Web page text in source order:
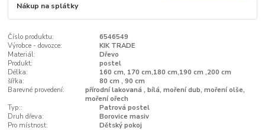
Nákup na splátky
Číslo produktu:
6546549
Výrobce - dovozce:
KIK TRADE
Materiál:
Dřevo
Produkt:
postel
Délka:
160 cm, 170 cm,180 cm,190 cm ,200 cm
šířka:
80 cm , 90 cm
Barevné provedení:
přírodní lakovaná , bílá, moření dub, moření olše,
moření ořech
Typ::
Patrová postel
Druh dřeva:
Borovice masiv
Pro místnost:
Dětský pokoj